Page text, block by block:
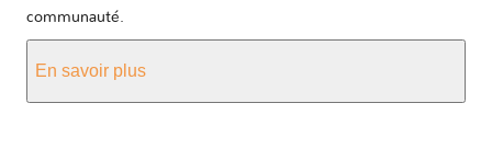
communauté.
En savoir plus